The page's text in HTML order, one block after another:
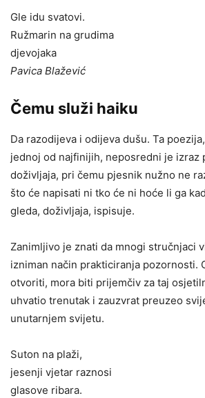
Gle idu svatovi.
Ružmarin na grudima
djevojaka
Pavica Blažević
Čemu služi haiku
Da razodijeva i odijeva dušu. Ta
jednoj od najfinijih, neposredni je izraz
doživljaja, pri čemu pjesnik nužno ne
što će napisati ni tko će ni hoće li ga
gleda, doživljaja, ispisuje.
Zanimljivo je znati da mnogi stručnjaci
izniman način prakticiranja pozornosti.
otvoriti, mora biti prijemčiv za taj
uhvatio trenutak i zauzvrat preuzeo
unutarnjem svijetu.
Suton na plaži,
jesenji vjetar raznosi
glasove ribara.